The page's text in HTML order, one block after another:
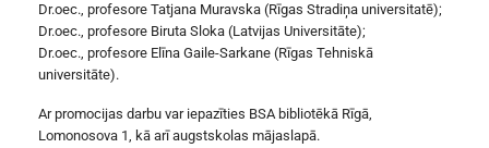
Dr.oec., profesore Tatjana Muravska (Rīgas Stradiņa universitatē);
Dr.oec., profesore Biruta Sloka (Latvijas Universitāte);
Dr.oec., profesore Elīna Gaile-Sarkane (Rīgas Tehniskā
universitāte).
Ar promocijas darbu var iepazīties BSA bibliotēkā Rīgā,
Lomonosova 1, kā arī augstskolas mājaslapā.